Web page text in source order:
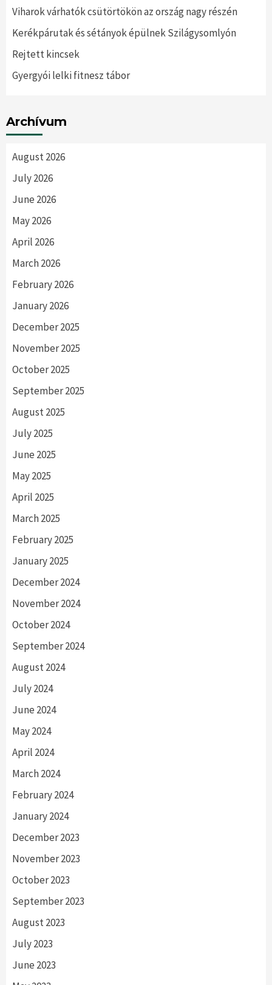
Viharok várhatók csütörtökön az ország nagy részén
Kerékpárutak és sétányok épülnek Szilágysomlyón
Rejtett kincsek
Gyergyói lelki fitnesz tábor
Archívum
August 2026
July 2026
June 2026
May 2026
April 2026
March 2026
February 2026
January 2026
December 2025
November 2025
October 2025
September 2025
August 2025
July 2025
June 2025
May 2025
April 2025
March 2025
February 2025
January 2025
December 2024
November 2024
October 2024
September 2024
August 2024
July 2024
June 2024
May 2024
April 2024
March 2024
February 2024
January 2024
December 2023
November 2023
October 2023
September 2023
August 2023
July 2023
June 2023